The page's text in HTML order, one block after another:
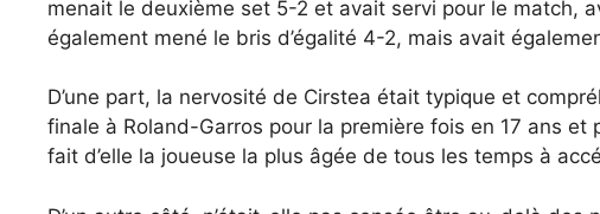
menait le deuxième set 5-2 et avait servi pour le match,
également mené le bris d’égalité 4-2, mais avait
D’une part, la nervosité de Cirstea était typique et
finale à Roland-Garros pour la première fois en 17 ans
fait d’elle la joueuse la plus âgée de tous les temps à